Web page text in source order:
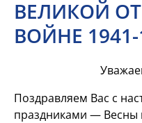
ВЕЛИКОЙ
ВОЙНЕ
Поздравляем Вас с
праздниками — Весны